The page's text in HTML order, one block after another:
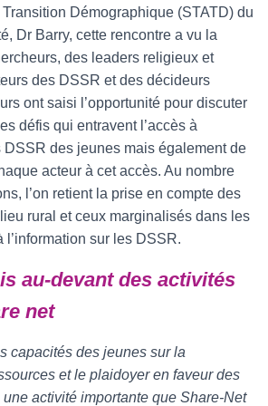
Transition Démographique (STATD) du
Dr Barry, cette rencontre a vu la
des leaders religieux et
des DSSR et des décideurs
ont saisi l’opportunité pour discuter
défis qui entravent l’accès à
DSSR des jeunes mais également de
acteur à cet accès. Au nombre
l’on retient la prise en compte des
rural et ceux marginalisés dans les
l’information sur les DSSR.
au-devant des activités
net
capacités des jeunes sur la
et le plaidoyer en faveur des
activité importante que Share-Net